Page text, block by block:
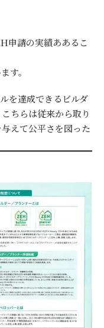
申請の実績ああるこ
す。
を達成できるビルダ
ちらは従来から取り
えて公平さを図った